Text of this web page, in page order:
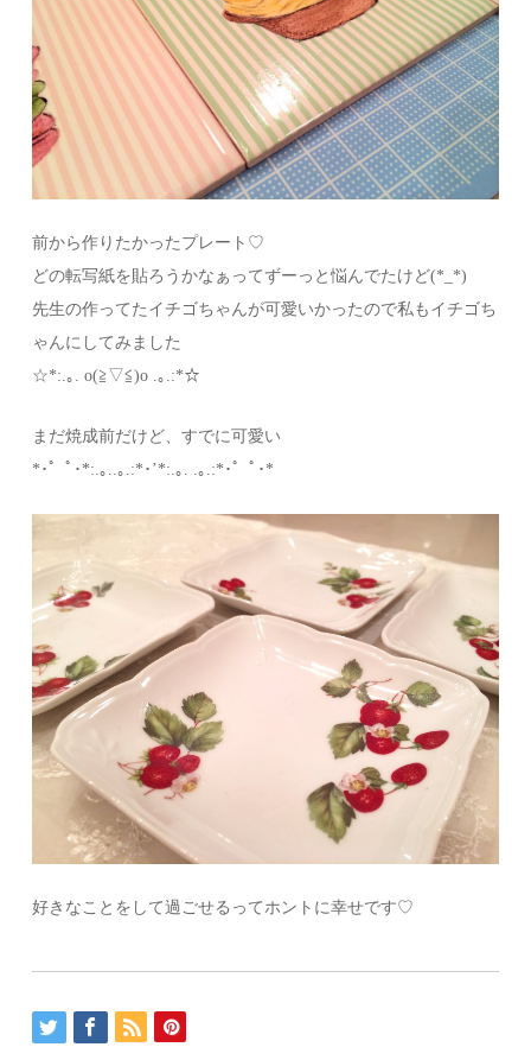
前から作りたかったプレート♡
どの転写紙を貼ろうかなぁってずーっと悩んでたけど(*_*)
先生の作ってたイチゴちゃんが可愛いかったので私もイチゴち
ゃんにしてみました
☆*:.｡. o(≧▽≦)o .｡.:*☆
まだ焼成前だけど、すでに可愛い
*･゜ﾟ･*:.｡..｡.:*･’*:.｡. .｡.:*･゜ﾟ･*
好きなことをして過ごせるってホントに幸せです♡